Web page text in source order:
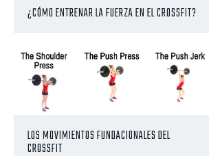
¿CÓMO ENTRENAR LA FUERZA EN EL CROSSFIT?
LOS MOVIMIENTOS FUNDACIONALES DEL
CROSSFIT